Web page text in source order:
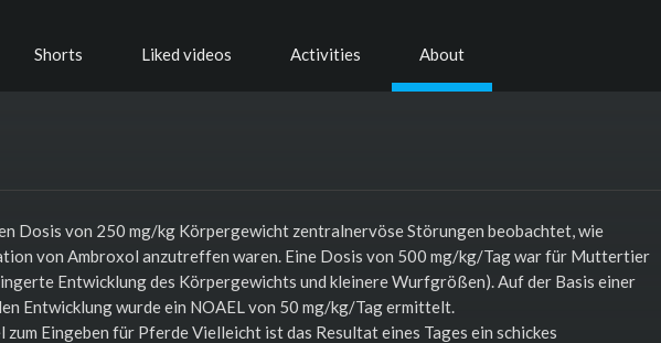
Shorts Liked videos Activities About
Dosis von 250 mg/kg Körpergewicht zentralnervöse Störungen beobachtet, wie
von Ambroxol anzutreffen waren. Eine Dosis von 500 mg/kg/Tag war für Muttertier
Entwicklung des Körpergewichts und kleinere Wurfgrößen). Auf der Basis einer
Entwicklung wurde ein NOAEL von 50 mg/kg/Tag ermittelt.
Eingeben für Pferde Vielleicht ist das Resultat eines Tages ein schickes